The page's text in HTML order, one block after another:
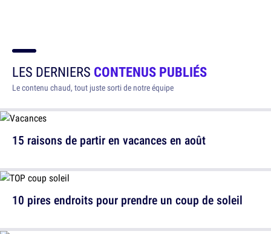
LES DERNIERS CONTENUS PUBLIÉS
Le contenu chaud, tout juste sorti de notre équipe
15 raisons de partir en vacances en août
10 pires endroits pour prendre un coup de soleil